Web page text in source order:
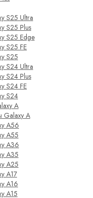
S25 Ultra
S25 Plus
S25 Edge
S25 FE
S25
S24 Ultra
S24 Plus
S24 FE
S24
A
Galaxy A
A56
A55
A36
A35
A25
A17
A16
A15